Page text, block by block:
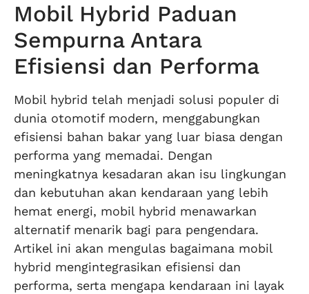
Mobil Hybrid Paduan
Sempurna Antara
Efisiensi dan Performa
Mobil hybrid telah menjadi solusi populer di
dunia otomotif modern, menggabungkan
efisiensi bahan bakar yang luar biasa dengan
performa yang memadai. Dengan
meningkatnya kesadaran akan isu lingkungan
dan kebutuhan akan kendaraan yang lebih
hemat energi, mobil hybrid menawarkan
alternatif menarik bagi para pengendara.
Artikel ini akan mengulas bagaimana mobil
hybrid mengintegrasikan efisiensi dan
performa, serta mengapa kendaraan ini layak